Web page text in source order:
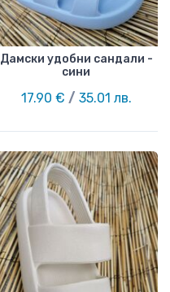
Дамски удобни сандали -
сини
17.90 € / 35.01 лв.